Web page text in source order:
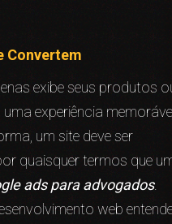
Convertem
exibe seus produtos
experiência
um site deve ser
quaisquer termos que
ads para advogados.
web